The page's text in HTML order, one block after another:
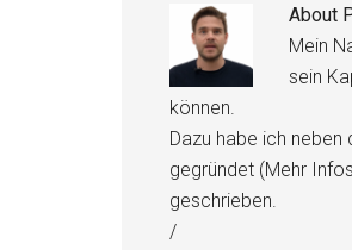
About
Mein
sein
können.
Dazu habe ich
gegründet (Mehr
geschrieben.
/